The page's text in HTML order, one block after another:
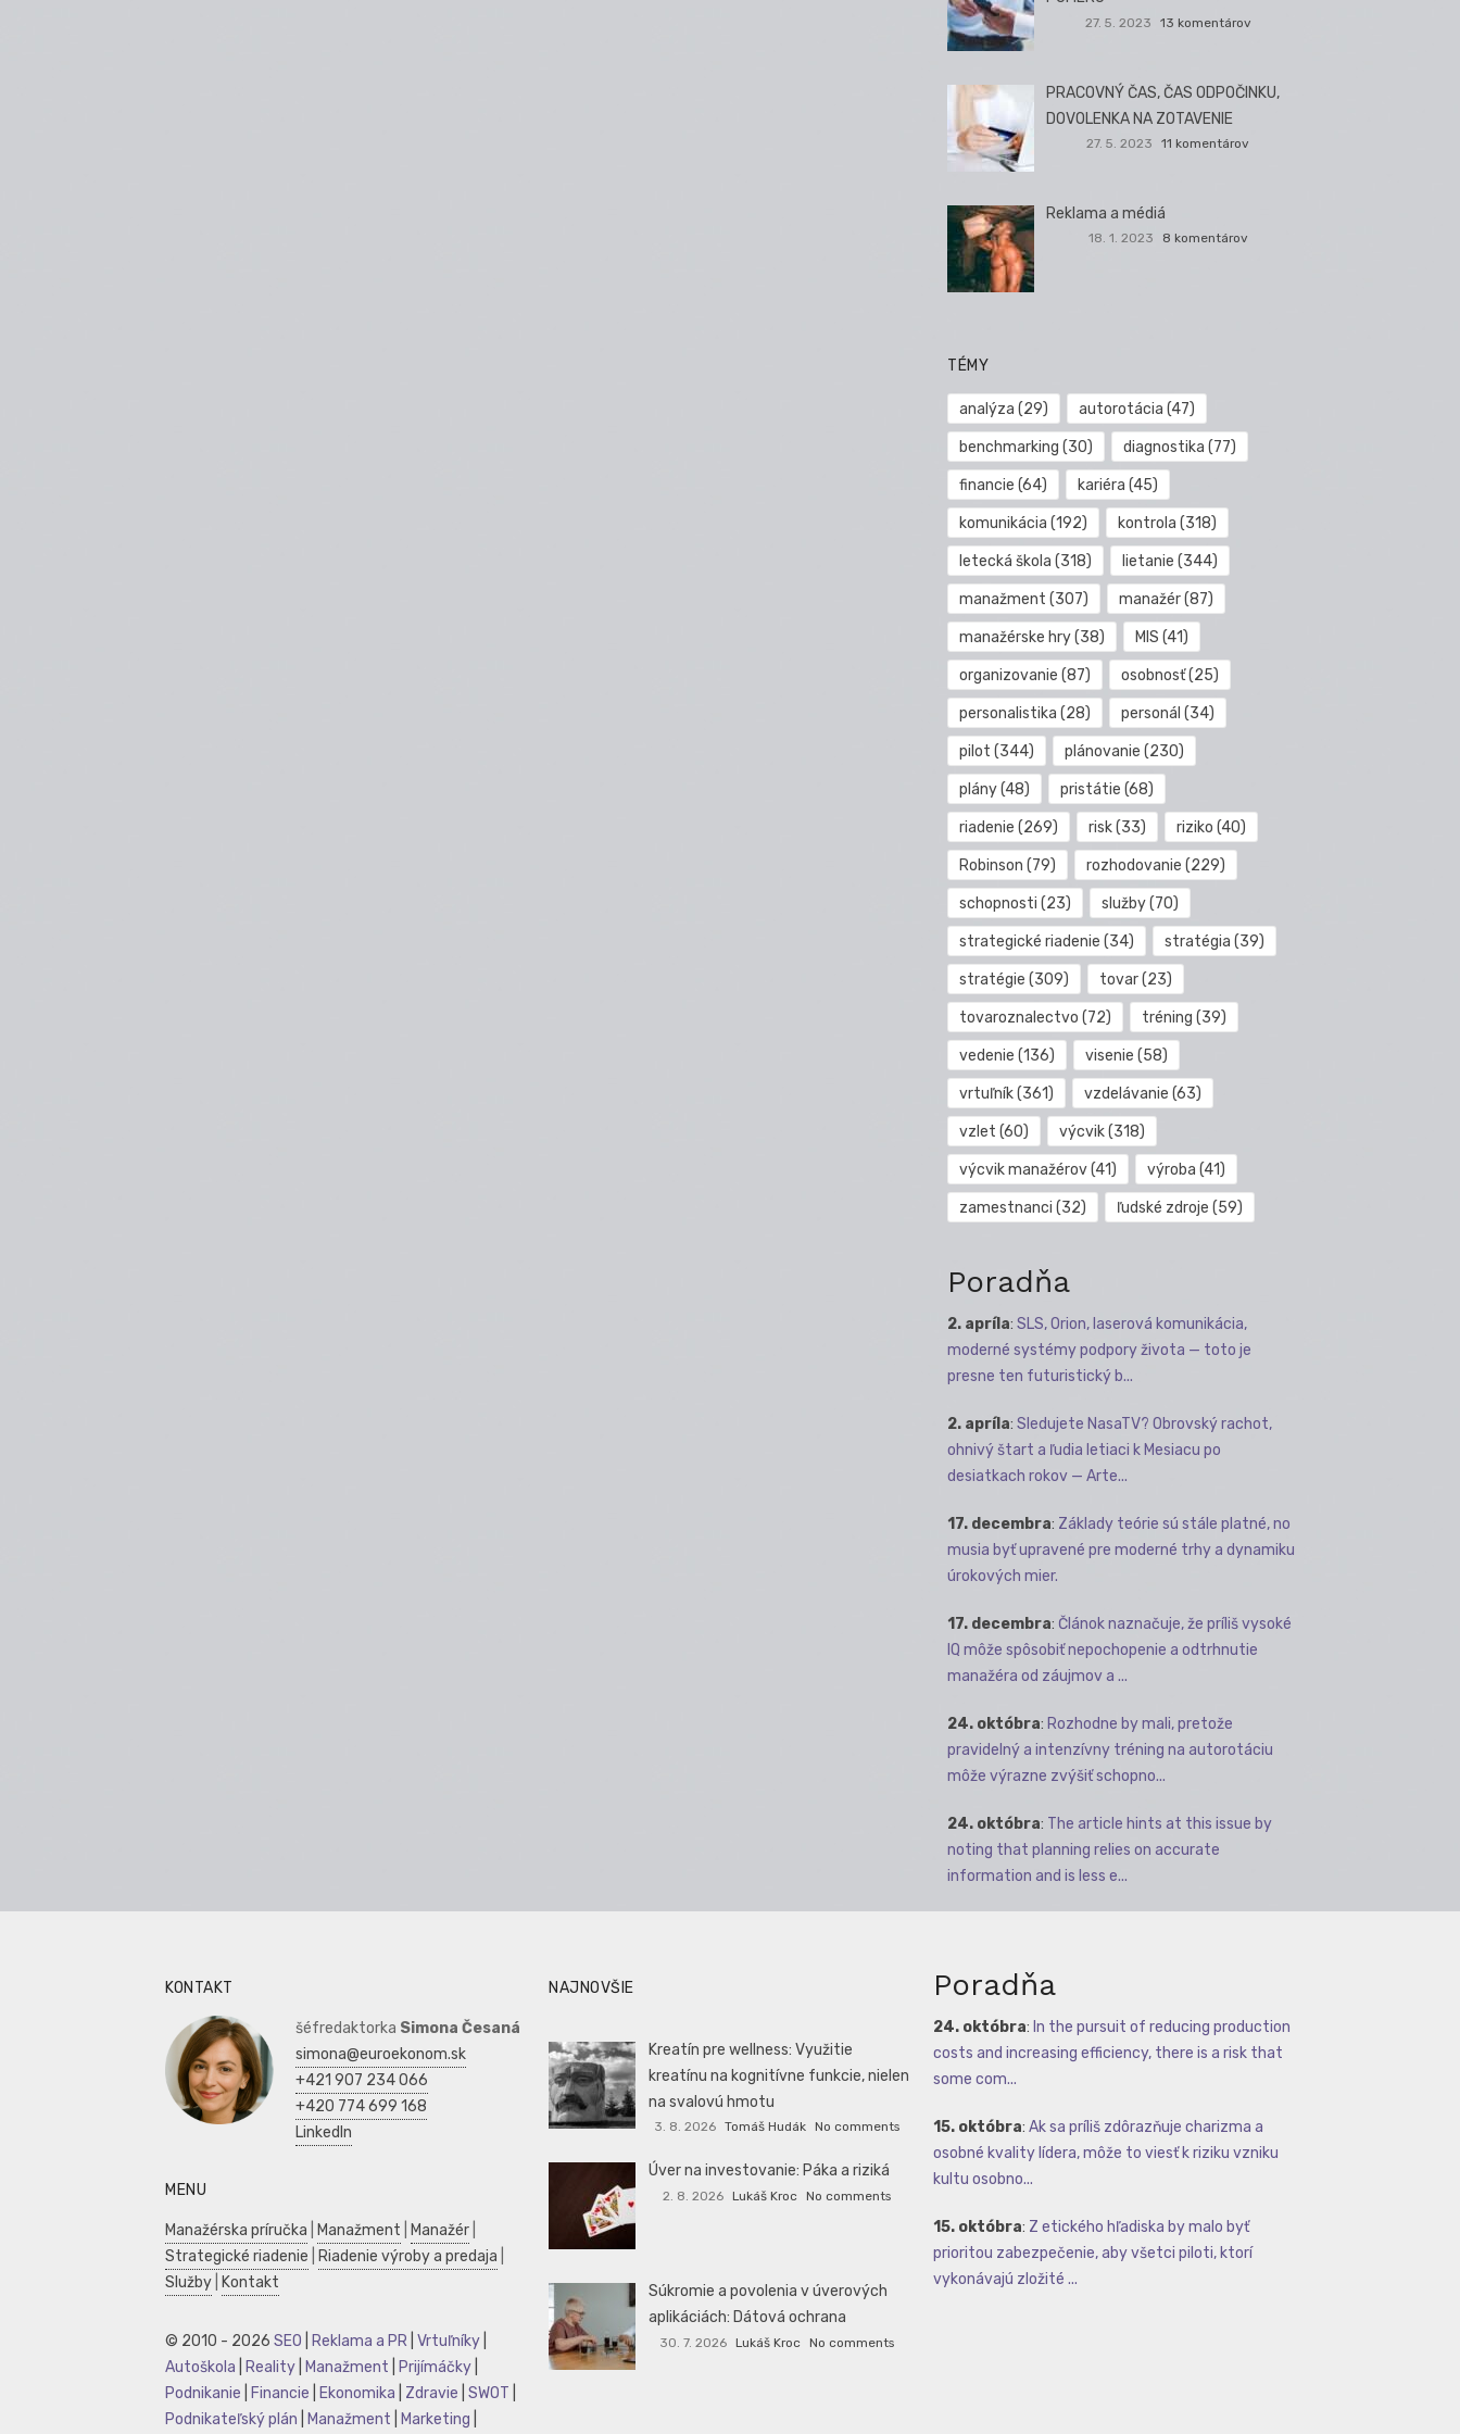
27. 5. 2023 13 komentárov
PRACOVNÝ ČAS, ČAS ODPOČINKU,
DOVOLENKA NA ZOTAVENIE
27. 5. 2023 11 komentárov
Reklama a médiá
18. 1. 2023 8 komentárov
TÉMY
analýza (29) autorotácia (47)
benchmarking (30) diagnostika (77)
financie (64) kariéra (45)
komunikácia (192) kontrola (318)
letecká škola (318) lietanie (344)
manažment (307) manažér(87)
manažérske hry(38) MIS (41)
organizovanie (87) osobnosť(25)
personalistika (28) personál (34)
pilot (344) plánovanie (230)
plány(48) pristátie (68)
riadenie (269) risk(33) riziko (40)
Robinson (79) rozhodovanie (229)
schopnosti (23) služby(70)
strategické riadenie (34) stratégia (39)
stratégie (309) tovar(23)
tovaroznalectvo (72) tréning (39)
vedenie (136) visenie (58)
vrtuľník(361) vzdelávanie (63)
vzlet (60) výcvik(318)
výcvik manažérov(41) výroba (41)
zamestnanci (32) ľudské zdroje (59)
Poradňa
2. apríla: SLS, Orion, laserová komunikácia,
moderné systémy podpory života — toto je
presne ten futuristický b...
2. apríla: Sledujete NasaTV? Obrovský rachot,
ohnivý štart a ľudia letiaci k Mesiacu po
desiatkach rokov — Arte...
17. decembra: Základy teórie sú stále platné, no
musia byť upravené pre moderné trhy a dynamiku
úrokových mier.
17. decembra: Článok naznačuje, že príliš vysoké
IQ môže spôsobiť nepochopenie a odtrhnutie
manažéra od záujmov a ...
24. októbra: Rozhodne by mali, pretože
pravidelný a intenzívny tréning na autorotáciu
môže výrazne zvýšiť schopno...
24. októbra: The article hints at this issue by
noting that planning relies on accurate
information and is less e...
KONTAKT
šéfredaktorka Simona Česaná
simona@euroekonom.sk
+421 907 234 066
+420 774 699 168
LinkedIn
MENU
Manažérska príručka Manažment Manažér
Strategické riadenie
Riadenie výroby a predaja
Služby
Kontakt
© 2010 - 2026 SEO Reklama a PR Vrtuľníky
Autoškola
Reality Manažment Prijímáčky
Podnikanie
Financie Ekonomika Zdravie SWOT
Podnikateľský plán
Manažment Marketing
NAJNOVŠIE
Kreatín pre wellness: Využitie
kreatínu na kognitívne funkcie, nielen
na svalovú hmotu
3. 8. 2026 Tomáš Hudák No comments
Úver na investovanie: Páka a riziká
2. 8. 2026 Lukáš Kroc No comments
Súkromie a povolenia v úverových
aplikáciách: Dátová ochrana
30. 7. 2026 Lukáš Kroc No comments
Poradňa
24. októbra: In the pursuit of reducing production
costs and increasing efficiency, there is a risk that
some com...
15. októbra: Ak sa príliš zdôrazňuje charizma a
osobné kvality lídera, môže to viesť k riziku vzniku
kultu osobno...
15. októbra: Z etického hľadiska by malo byť
prioritou zabezpečenie, aby všetci piloti, ktorí
vykonávajú zložité ...